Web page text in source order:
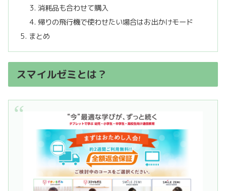
消耗品も合わせて購入
帰りの飛行機で使わせたい場合はお出かけモード
まとめ
スマイルゼミとは？